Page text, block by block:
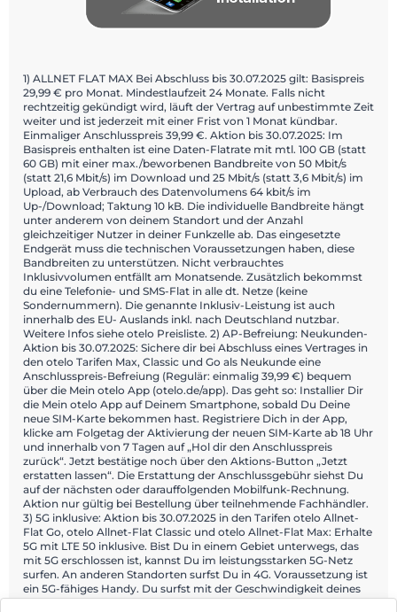
1) ALLNET FLAT MAX Bei Abschluss bis 30.07.2025 gilt: Basispreis
29,99 € pro Monat. Mindestlaufzeit 24 Monate. Falls nicht
rechtzeitig gekündigt wird, läuft der Vertrag auf unbestimmte Zeit
weiter und ist jederzeit mit einer Frist von 1 Monat kündbar.
Einmaliger Anschlusspreis 39,99 €. Aktion bis 30.07.2025: Im
Basispreis enthalten ist eine Daten-Flatrate mit mtl. 100 GB (statt
60 GB) mit einer max./beworbenen Bandbreite von 50 Mbit/s
(statt 21,6 Mbit/s) im Download und 25 Mbit/s (statt 3,6 Mbit/s) im
Upload, ab Verbrauch des Datenvolumens 64 kbit/s im
Up-/Download; Taktung 10 kB. Die individuelle Bandbreite hängt
unter anderem von deinem Standort und der Anzahl
gleichzeitiger Nutzer in deiner Funkzelle ab. Das eingesetzte
Endgerät muss die technischen Voraussetzungen haben, diese
Bandbreiten zu unterstützen. Nicht verbrauchtes
Inklusivvolumen entfällt am Monatsende. Zusätzlich bekommst
du eine Telefonie- und SMS-Flat in alle dt. Netze (keine
Sondernummern). Die genannte Inklusiv-Leistung ist auch
innerhalb des EU- Auslands inkl. nach Deutschland nutzbar.
Weitere Infos siehe otelo Preisliste. 2) AP-Befreiung: Neukunden-
Aktion bis 30.07.2025: Sichere dir bei Abschluss eines Vertrages in
den otelo Tarifen Max, Classic und Go als Neukunde eine
Anschlusspreis-Befreiung (Regulär: einmalig 39,99 €) bequem
über die Mein otelo App (otelo.de/app). Das geht so: Installier Dir
die Mein otelo App auf Deinem Smartphone, sobald Du Deine
neue SIM-Karte bekommen hast. Registriere Dich in der App,
klicke am Folgetag der Aktivierung der neuen SIM-Karte ab 18 Uhr
und innerhalb von 7 Tagen auf „Hol dir den Anschlusspreis
zurück“. Jetzt bestätige noch über den Aktions-Button „Jetzt
erstatten lassen“. Die Erstattung der Anschlussgebühr siehst Du
auf der nächsten oder darauffolgenden Mobilfunk-Rechnung.
Aktion nur gültig bei Bestellung über teilnehmende Fachhändler.
3) 5G inklusive: Aktion bis 30.07.2025 in den Tarifen otelo Allnet-
Flat Go, otelo Allnet-Flat Classic und otelo Allnet-Flat Max: Erhalte
5G mit LTE 50 inklusive. Bist Du in einem Gebiet unterwegs, das
mit 5G erschlossen ist, kannst Du im leistungsstarken 5G-Netz
surfen. An anderen Standorten surfst Du in 4G. Voraussetzung ist
ein 5G-fähiges Handy. Du surfst mit der Geschwindigkeit deines
zugrundeliegenden Tarifes. Alle Gebiete, in denen du im 5G-Netz